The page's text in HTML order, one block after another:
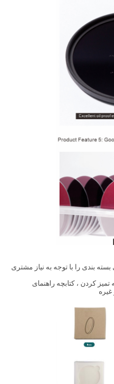
بندی را با توجه به نیاز مشتری
کردن ، کتابچه راهنمای